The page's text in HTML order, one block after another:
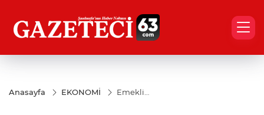
Anasayfa EKONOMİ
Emekli